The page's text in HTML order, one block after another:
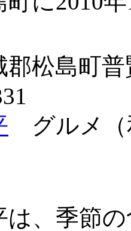
郡松島町普
グルメ（
は、季節